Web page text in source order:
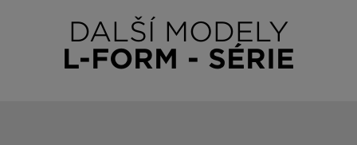
DALŠÍ MODELY
L-FORM - SÉRIE